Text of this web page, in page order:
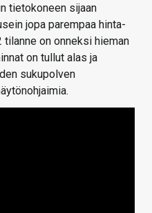
tietokoneen sijaan
jopa parempaa hinta-
on onneksi hieman
on tullut alas ja
sukupolven